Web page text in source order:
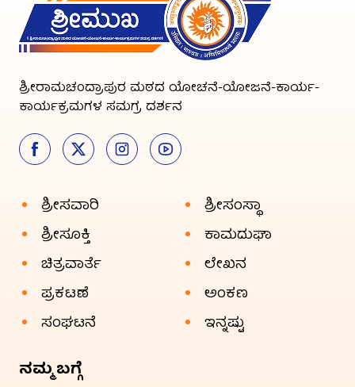
ಶ್ರೀರಾಮಚಂದ್ರಾಪುರ ಮಠದ ಯೋಚನೆ-ಯೋಜನೆ-ಕಾರ್ಯ-
ಕಾರ್ಯಕ್ರಮಗಳ ಸಮಗ್ರ ದರ್ಶನ
ಶ್ರೀಸವಾರಿ
ಶ್ರೀಸಂಸ್ಥಾ
ಶ್ರೀಸೂಕ್ತಿ
ಕಾಮದುಘಾ
ಚಿತ್ರವಾರ್ತೆ
ಲೇಖನ
ಪ್ರಕಟಣೆ
ಅಂಕಣ
ಸಂಘಟನೆ
ಇನ್ನಷ್ಟು
ನಮ್ಮ ಬಗ್ಗೆ